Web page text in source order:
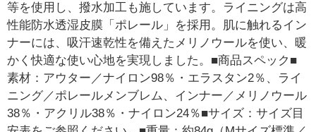
等を使用し、撥水加工も施しています。ライニングは高
性能防水透湿皮膜「ポレール」を採用。肌に触れるイン
ナーには、吸汗速乾性を備えたメリノウールを使い、暖
かく快適な使い心地を実現しました。■商品スペック■
素材：アウター／ナイロン98％・エラスタン2％、ライ
ニング／ポレールメンブレム、インナー／メリノウール
38％・アクリル38％・ナイロン24％■サイズ：サイズ目